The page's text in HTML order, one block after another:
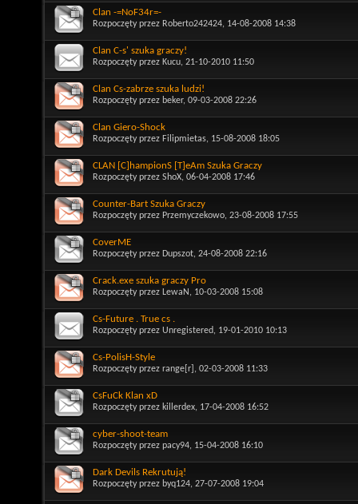
Clan -=NoF34r=-
Rozpoczęty przez Roberto242424, 14-08-2008 14:38
Clan C-s' szuka graczy!
Rozpoczęty przez Kucu, 21-10-2010 11:50
Clan Cs-zabrze szuka ludzi!
Rozpoczęty przez beker, 09-03-2008 22:26
Clan Giero-Shock
Rozpoczęty przez Filipmietas, 15-08-2008 18:05
CLAN [C]hampionS [T]eAm Szuka Graczy
Rozpoczęty przez ShoX, 06-04-2008 17:46
Counter-Bart Szuka Graczy
Rozpoczęty przez Przemyczekowo, 23-08-2008 17:55
CoverME
Rozpoczęty przez Dupszot, 24-08-2008 22:16
Crack.exe szuka graczy Pro
Rozpoczęty przez LewaN , 10-03-2008 15:08
Cs-Future . True cs .
Rozpoczęty przez Unregistered, 19-01-2010 10:13
Cs-PolisH-Style
Rozpoczęty przez range[r] , 02-03-2008 11:33
CsFuCk Klan xD
Rozpoczęty przez killerdex, 17-04-2008 16:52
cyber-shoot-team
Rozpoczęty przez pacy94, 15-04-2008 16:10
Dark Devils Rekrutują!
Rozpoczęty przez byq124, 27-07-2008 19:04